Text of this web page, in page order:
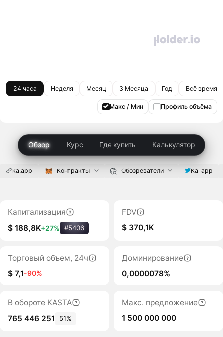
24 часа Неделя Месяц 3 Месяца Год Всё время
Макс / Мин Профиль объёма
Обзор Курс Где купить Калькулятор
ka.app Контракты Обозреватели Ka_app
Капитализация
$ 188,8K+27% #5406
FDV
$ 370,1K
Торговый объем, 24ч
$ 7,1-90%
Доминирование
0,0000078%
В обороте KASTA
765 446 251
51%
Макс. предложение
1 500 000 000